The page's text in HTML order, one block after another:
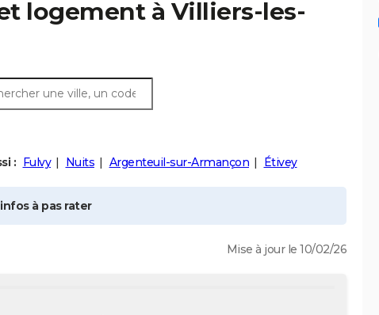
logement à Villiers-les-
: Fulvy Nuits Argenteuil-sur-Armançon Étivey
à pas rater
Mise à jour le 10/02/26